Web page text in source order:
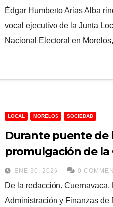
Édgar Humberto Arias Alba
vocal ejecutivo de la Junta
Nacional Electoral en
LOCAL MORELOS SOCIEDAD
Durante puente de
promulgación de
Política de los
Mexicanos del
garantiza atención
ENE 30, 2026 0
De la redacción. Cuernavaca,
Administración y Finanzas de